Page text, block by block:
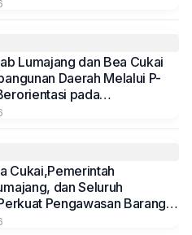
Lumajang dan Bea Cukai
Daerah Melalui P-
pada
Masyarakat
Cukai,Pemerintah
dan Seluruh
Pengawasan Barang
Melalui Pemanfaatan